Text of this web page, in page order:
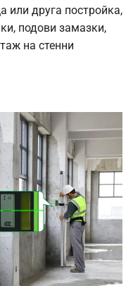
или друга постройка,
подови замазки,
на стенни